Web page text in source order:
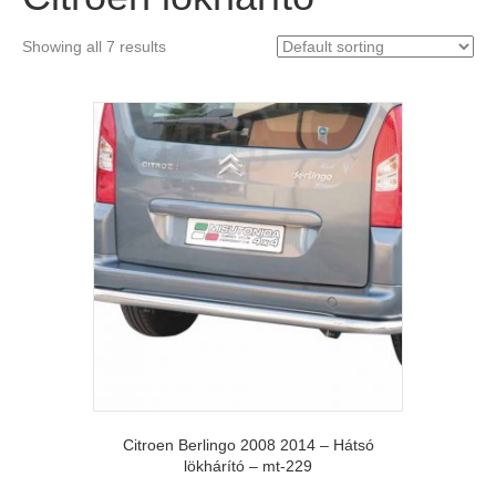
Showing all 7 results
Citroen Berlingo 2008 2014 – Hátsó
lökhárító – mt-229